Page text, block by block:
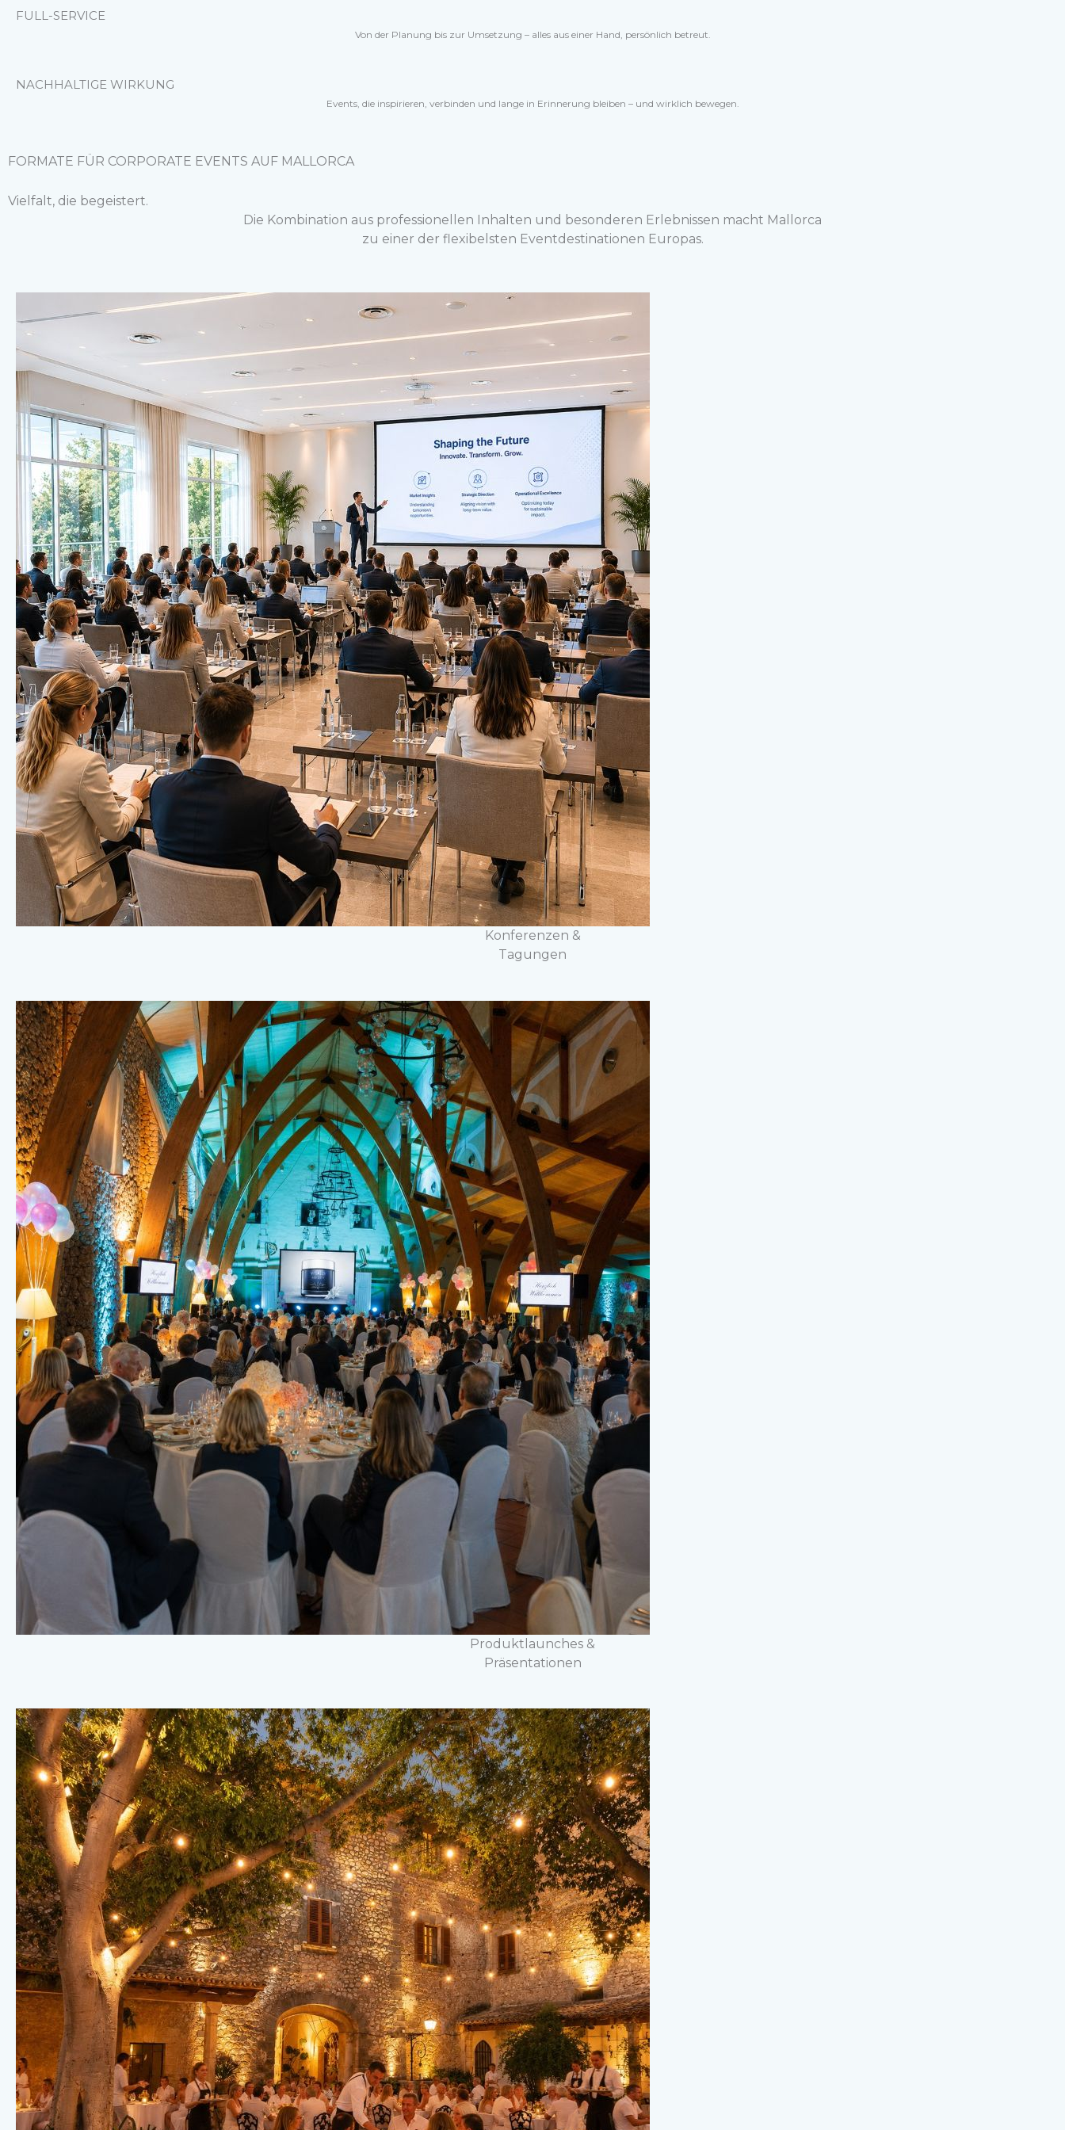
FULL-SERVICE
Von der Planung bis zur Umsetzung – alles aus einer Hand, persönlich betreut.
NACHHALTIGE WIRKUNG
Events, die inspirieren, verbinden und lange in Erinnerung bleiben – und wirklich bewegen.
FORMATE FÜR CORPORATE EVENTS AUF MALLORCA
Vielfalt, die begeistert.
Die Kombination aus professionellen Inhalten und besonderen Erlebnissen macht Mallorca
zu einer der flexibelsten Eventdestinationen Europas.
Konferenzen &
Tagungen
Produktlaunches &
Präsentationen